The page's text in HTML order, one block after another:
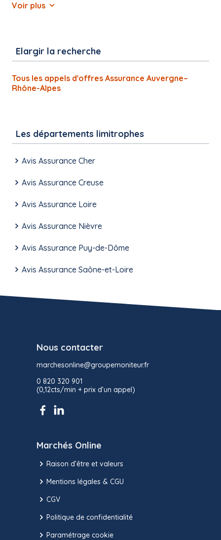
Voir plus
Elargir la recherche
Tous les appels d'offres Assurance Auvergne–
Rhône-Alpes
Les départements limitrophes
Avis Assurance Cher
Avis Assurance Creuse
Avis Assurance Loire
Avis Assurance Nièvre
Avis Assurance Puy-de-Dôme
Avis Assurance Saône-et-Loire
Nous contacter
marchesonline@groupemoniteur.fr
0 820 320 901
(0,12cts/min + prix d’un appel)
Marchés Online
Raison d’être et valeurs
Mentions légales & CGU
CGV
Politique de confidentialité
Paramétrage cookie